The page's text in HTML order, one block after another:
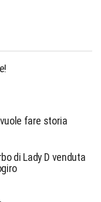
fare storia
di Lady D venduta